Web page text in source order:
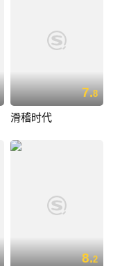
7.8
滑稽时代
8.2